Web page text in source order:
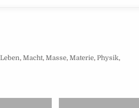
Leben, Macht, Masse, Materie, Physik,